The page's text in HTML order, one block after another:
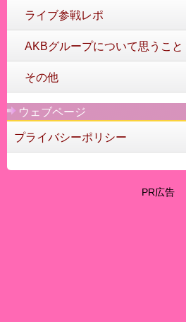
ライブ参戦レポ
AKBグループについて思うこと
その他
ウェブページ
プライバシーポリシー
PR広告